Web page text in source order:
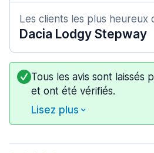
Les clients les plus heureux
Dacia Lodgy Stepway
Tous les avis sont laissés
et ont été vérifiés.
Lisez plus